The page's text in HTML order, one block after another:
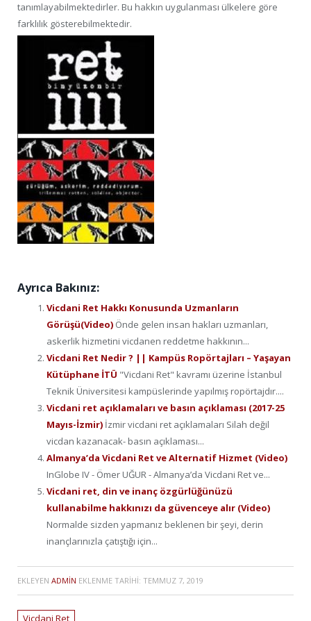
tanımlayabilmektedirler. Bu hakkın uygulanması ülkelere göre
farklılık gösterebilmektedir.
Ayrıca Bakınız:
Vicdani Ret Hakkı Konusunda Uzmanların
Görüşü(Video) Önde gelen insan hakları uzmanları,
askerlik hizmetini vicdanen reddetme hakkının...
Vicdani Ret Nedir ? || Kampüs Ropörtajları – Yaşayan
Kütüphane İTÜ "Vicdani Ret" kavramı üzerine İstanbul
Teknik Üniversitesi kampüslerinde yapılmış ropörtajdır....
Vicdani ret açıklamaları ve basın açıklaması (2017-25
Mayıs-İzmir) İzmir vicdani ret açıklamaları Silah değil
vicdan kazanacak- basın açıklaması...
Almanya’da Vicdani Ret ve Alternatif Hizmet (Video)
InGlobe IV - Ömer UĞUR - Almanya’da Vicdani Ret ve...
Vicdani ret, din ve inanç özgürlüğünüzü
kullanabilme hakkınızı da güvenceye alır (Video)
Normalde sizden yapmanız beklenen bir şeyi, derin
inançlarınızla çatıştığı için...
EKLEYEN ADMIN EKLENME TARIHI: TEMMUZ 7, 2019
Vicdani Ret